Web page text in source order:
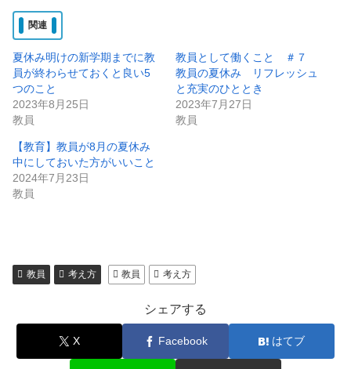
み
中…
関連
夏休み明けの新学期までに教
員が終わらせておくと良い5
つのこと
2023年8月25日
教員
教員として働くこと ＃７
教員の夏休み リフレッシュ
と充実のひととき
2023年7月27日
教員
【教育】教員が8月の夏休み
中にしておいた方がいいこと
2024年7月23日
教員
教員 考え方 教員 考え方
シェアする
X Facebook はてブ